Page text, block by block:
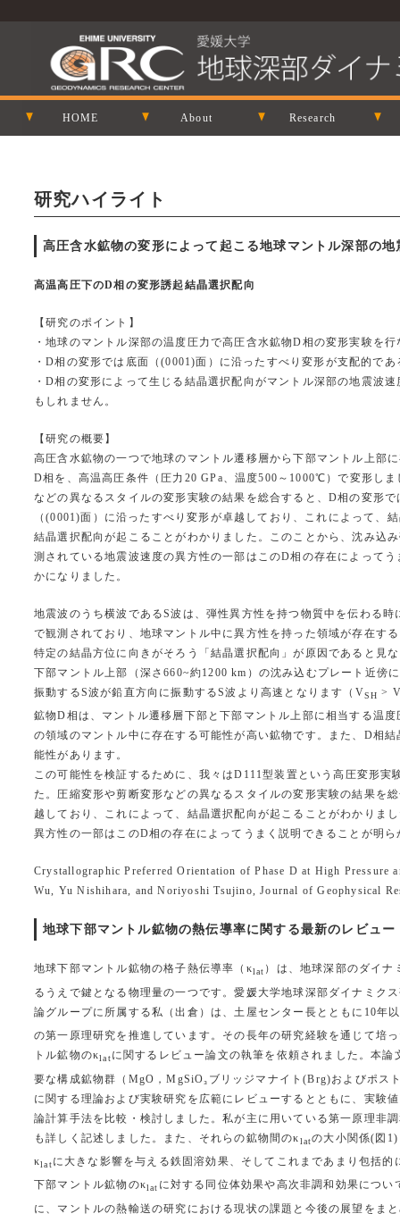
HOME About Research
研究ハイライト
高圧含水鉱物の変形によって起こる地球マントル深部の
高温高圧下のD相の変形誘起結晶選択配向
【研究のポイント】
・地球のマントル深部の温度圧力で高圧含水鉱物D相の変形実験を
・D相の変形では底面（(0001)面）に沿ったすべり変形が支配的で
・D相の変形によって生じる結晶選択配向がマントル深部の地震波
もしれません。
【研究の概要】
高圧含水鉱物の一つで地球のマントル遷移層から下部マントル上部
D相を、高温高圧条件（圧力20 GPa、温度500～1000℃）で変形し
などの異なるスタイルの変形実験の結果を総合すると、D相の変形
（(0001)面）に沿ったすべり変形が卓越しており、これによって、
結晶選択配向が起こることがわかりました。このことから、沈み込
測されている地震波速度の異方性の一部はこのD相の存在によって
かになりました。
地震波のうち横波であるS波は、弾性異方性を持つ物質中を伝わる
で観測されており、地球マントル中に異方性を持った領域が存在す
特定の結晶方位に向きがそろう「結晶選択配向」が原因であると見
下部マントル上部（深さ660~約1200 km）の沈み込むプレート近傍
振動するS波が鉛直方向に振動するS波より高速となります（VSH >
鉱物D相は、マントル遷移層下部と下部マントル上部に相当する温
の領域のマントル中に存在する可能性が高い鉱物です。また、D相
能性があります。
この可能性を検証するために、我々はD111型装置という高圧変形
た。圧縮変形や剪断変形などの異なるスタイルの変形実験の結果を
越しており、これによって、結晶選択配向が起こることがわかりま
異方性の一部はこのD相の存在によってうまく説明できることが明
Crystallographic Preferred Orientation of Phase D at High Pressure
Wu, Yu Nishihara, and Noriyoshi Tsujino, Journal of Geophysical
地球下部マントル鉱物の熱伝導率に関する最新のレビュー
地球下部マントル鉱物の格子熱伝導率（κlat ）は、地球深部のダイナ
るうえで鍵となる物理量の一つです。愛媛大学地球深部ダイナミク
論グループに所属する私（出倉）は、土屋センター長とともに10年
の第一原理研究を推進しています。その長年の研究経験を通じて培
トル鉱物のκlatに関するレビュー論文の執筆を依頼されました。本論
要な構成鉱物群（MgO，MgSiO₃ブリッジマナイト(Brg)およびポス
に関する理論および実験研究を広範にレビューするとともに、実験
論計算手法を比較・検討しました。私が主に用いている第一原理非
も詳しく記述しました。また、それらの鉱物間のκlatの大小関係(図
κlatに大きな影響を与える鉄固溶効果、そしてこれまであまり包括的
下部マントル鉱物のκlat に対する同位体効果や高次非調和効果につい
に、マントルの熱輸送の研究における現状の課題と今後の展望をま